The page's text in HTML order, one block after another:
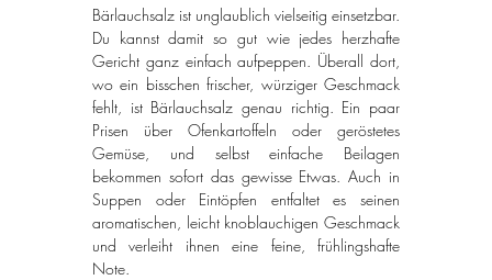
Bärlauchsalz ist unglaublich vielseitig einsetzbar.
Du kannst damit so gut wie jedes herzhafte
Gericht ganz einfach aufpeppen. Überall dort,
wo ein bisschen frischer, würziger Geschmack
fehlt, ist Bärlauchsalz genau richtig. Ein paar
Prisen über Ofenkartoffeln oder geröstetes
Gemüse, und selbst einfache Beilagen
bekommen sofort das gewisse Etwas. Auch in
Suppen oder Eintöpfen entfaltet es seinen
aromatischen, leicht knoblauchigen Geschmack
und verleiht ihnen eine feine, frühlingshafte
Note.